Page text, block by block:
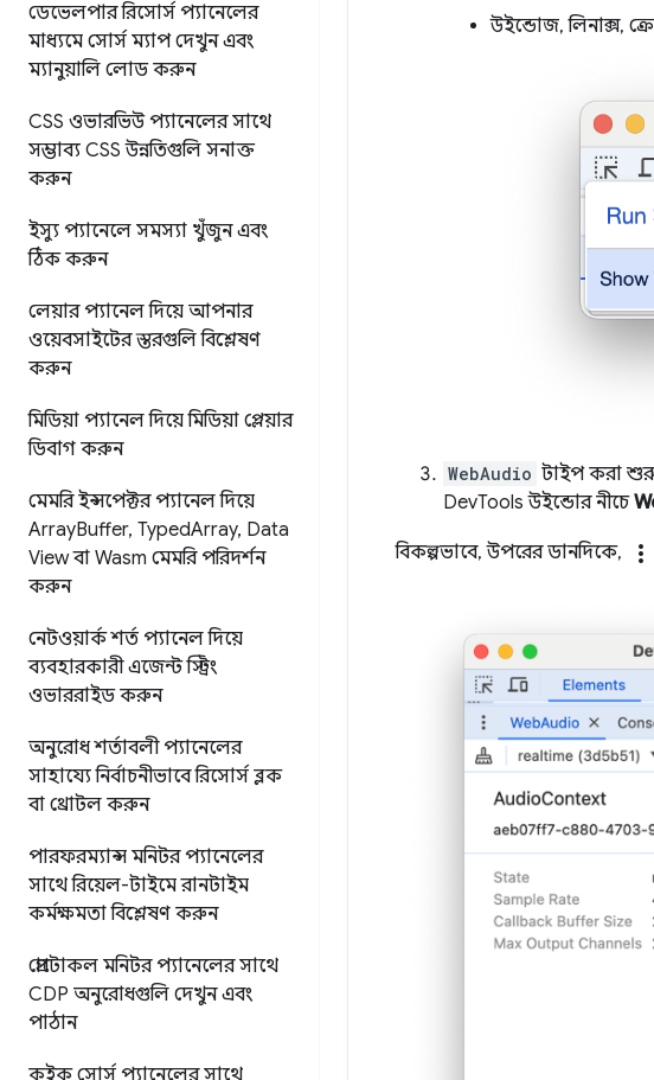
ডেভেলপার রিসোর্স প্যানেলের
মাধ্যমে সোর্স ম্যাপ দেখুন এবং
ম্যানুয়ালি লোড করুন
CSS ওভারভিউ প্যানেলের সাথে
সম্ভাব্য CSS উন্নতিগুলি সনাক্ত
করুন
ইস্যু প্যানেলে সমস্যা খুঁজুন এবং
ঠিক করুন
লেয়ার প্যানেল দিয়ে আপনার
ওয়েবসাইটের স্তরগুলি বিশ্লেষণ
করুন
মিডিয়া প্যানেল দিয়ে মিডিয়া প্লেয়ার
ডিবাগ করুন
মেমরি ইন্সপেক্টর প্যানেল দিয়ে
ArrayBuffer, TypedArray, Data
View বা Wasm মেমরি পরিদর্শন
করুন
নেটওয়ার্ক শর্ত প্যানেল দিয়ে
ব্যবহারকারী এজেন্ট স্ট্রিং
ওভাররাইড করুন
অনুরোধ শর্তাবলী প্যানেলের
সাহায্যে নির্বাচনীভাবে রিসোর্স ব্লক
বা থ্রোটল করুন
পারফরম্যান্স মনিটর প্যানেলের
সাথে রিয়েল-টাইমে রানটাইম
কর্মক্ষমতা বিশ্লেষণ করুন
প্রোটোকল মনিটর প্যানেলের সাথে
CDP অনুরোধগুলি দেখুন এবং
পাঠান
কুইক সোর্স প্যানেলের সাথে
উইন্ডোজ, লিনাক্স,
WebAudio টাইপ করা
DevTools উইন্ডোর নীচে
বিকল্পভাবে, উপরের ডানদিকে, more_vert